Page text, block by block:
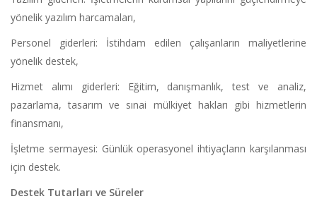
yönelik yazılım harcamaları,
Personel giderleri: İstihdam edilen çalışanların maliyetlerine
yönelik destek,
Hizmet alımı giderleri: Eğitim, danışmanlık, test ve analiz,
pazarlama, tasarım ve sınai mülkiyet hakları gibi hizmetlerin
finansmanı,
İşletme sermayesi: Günlük operasyonel ihtiyaçların karşılanması
için destek.
Destek Tutarları ve Süreler